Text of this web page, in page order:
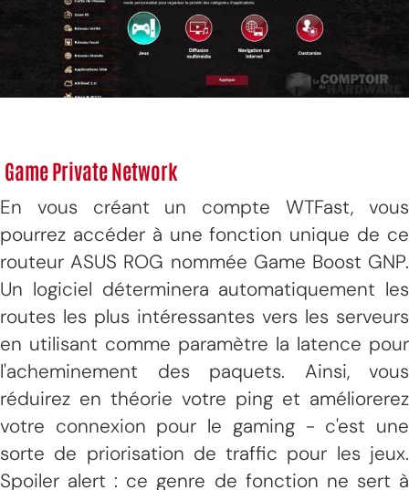
Game Private Network
En vous créant un compte WTFast, vous
pourrez accéder à une fonction unique de ce
routeur ASUS ROG nommée Game Boost GNP.
Un logiciel déterminera automatiquement les
routes les plus intéressantes vers les serveurs
en utilisant comme paramètre la latence pour
l'acheminement des paquets. Ainsi, vous
réduirez en théorie votre ping et améliorerez
votre connexion pour le gaming - c'est une
sorte de priorisation de traffic pour les jeux.
Spoiler alert : ce genre de fonction ne sert à